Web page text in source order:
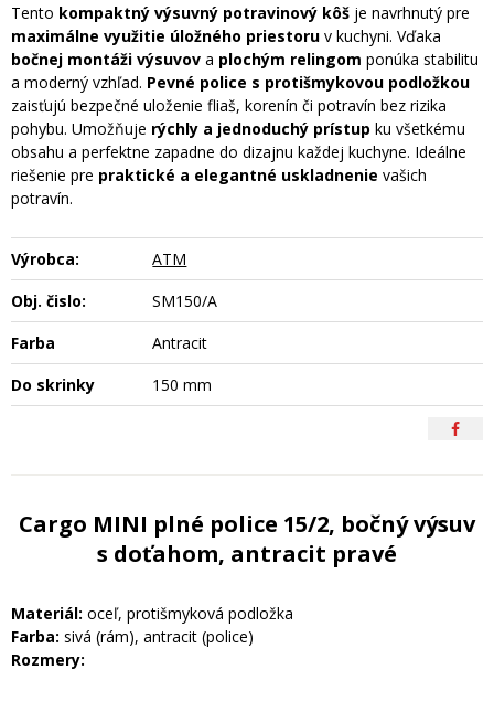
Tento kompaktný výsuvný potravinový kôš je navrhnutý pre
maximálne využitie úložného priestoru v kuchyni. Vďaka
bočnej montáži výsuvov a plochým relingom ponúka stabilitu
a moderný vzhľad. Pevné police s protišmykovou podložkou
zaisťujú bezpečné uloženie fliaš, korenín či potravín bez rizika
pohybu. Umožňuje rýchly a jednoduchý prístup ku všetkému
obsahu a perfektne zapadne do dizajnu každej kuchyne. Ideálne
riešenie pre praktické a elegantné uskladnenie vašich
potravín.
Výrobca:
ATM
Obj. čislo:
SM150/A
Farba
Antracit
Do skrinky
150 mm
Cargo MINI plné police 15/2, bočný výsuv
s doťahom, antracit pravé
Materiál: oceľ, protišmyková podložka
Farba: sivá (rám), antracit (police)
Rozmery: